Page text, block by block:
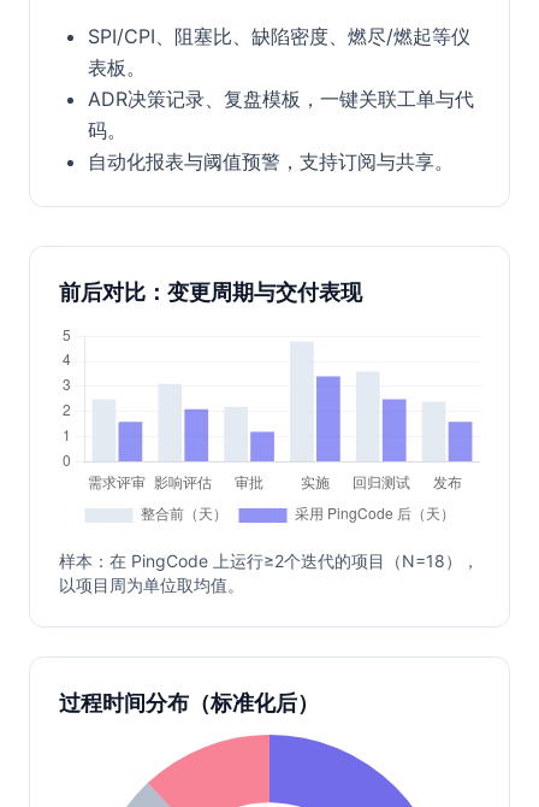
SPI/CPI、阻塞比、缺陷密度、燃尽/燃起等仪
表板。
ADR决策记录、复盘模板，一键关联工单与代
码。
自动化报表与阈值预警，支持订阅与共享。
前后对比：变更周期与交付表现
样本：在 PingCode 上运行≥2个迭代的项目（N=18），
以项目周为单位取均值。
过程时间分布（标准化后）